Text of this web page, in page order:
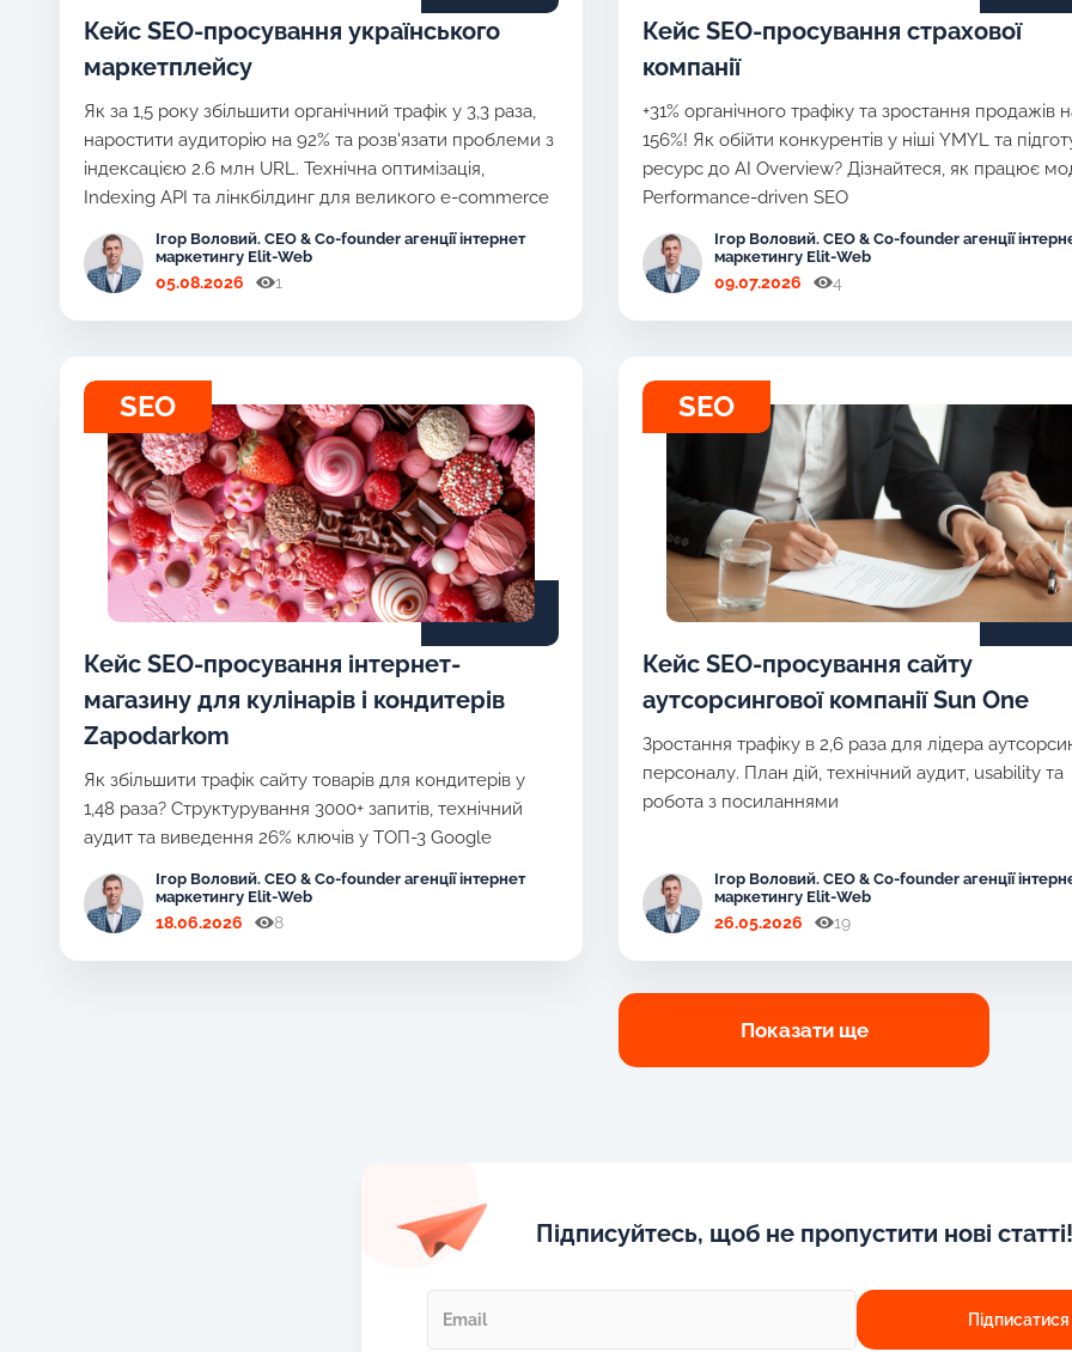
Кейс SEO-просування українського
маркетплейсу
Як за 1,5 року збільшити органічний трафік у 3,3 раза,
наростити аудиторію на 92% та розв'язати проблеми з
індексацією 2.6 млн URL. Технічна оптимізація,
Indexing API та лінкбілдинг для великого e-commerce
Ігор Воловий. CEO & Co-founder агенції інтернет
маркетингу Elit-Web
05.08.2026 1
Кейс SEO-просування страхової
компанії
+31% органічного трафіку та зростання продажів
156%! Як обійти конкурентів у ніші YMYL та
ресурс до AI Overview? Дізнайтеся, як працює
Performance-driven SEO
Ігор Воловий. CEO & Co-founder агенції
маркетингу Elit-Web
09.07.2026 4
SEO
Кейс SEO-просування інтернет-
магазину для кулінарів і кондитерів
Zapodarkom
Як збільшити трафік сайту товарів для кондитерів у
1,48 раза? Структурування 3000+ запитів, технічний
аудит та виведення 26% ключів у ТОП-3 Google
Ігор Воловий. CEO & Co-founder агенції інтернет
маркетингу Elit-Web
18.06.2026 8
SEO
Кейс SEO-просування сайту
аутсорсингової компанії Sun One
Зростання трафіку в 2,6 раза для лідера
персоналу. План дій, технічний аудит, usability та
робота з посиланнями
Ігор Воловий. CEO & Co-founder агенції
маркетингу Elit-Web
26.05.2026 19
Показати ще
Підписуйтесь, щоб не пропустити нові статті!